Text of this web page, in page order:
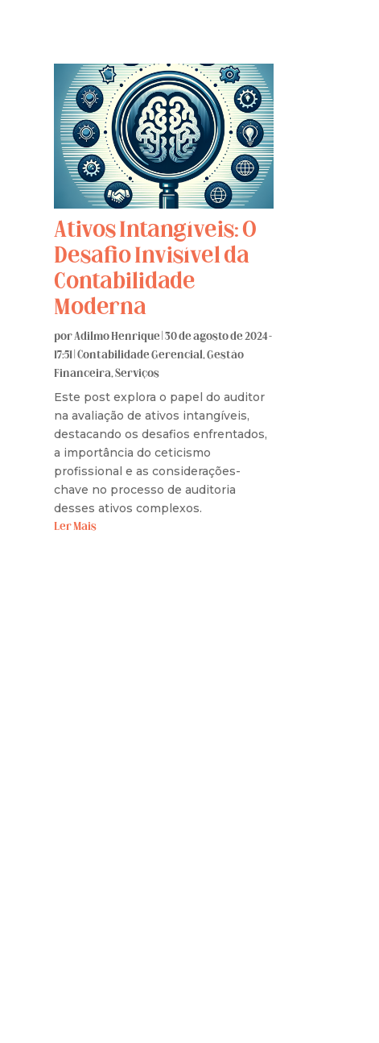
Ativos Intangíveis: O
Desafio Invisível da
Contabilidade
Moderna
porAdilmo Henrique |30 de agosto de 2024 -
17:51 |Contabilidade Gerencial,Gestão
Financeira,Serviços
Este post explora o papel do auditor
na avaliação de ativos intangíveis,
destacando os desafios enfrentados,
a importância do ceticismo
profissional e as considerações-
chave no processo de auditoria
desses ativos complexos.
Ler Mais